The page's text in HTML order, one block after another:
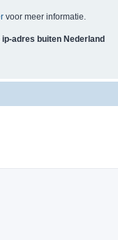
voor meer informatie.
ip-adres buiten Nederland